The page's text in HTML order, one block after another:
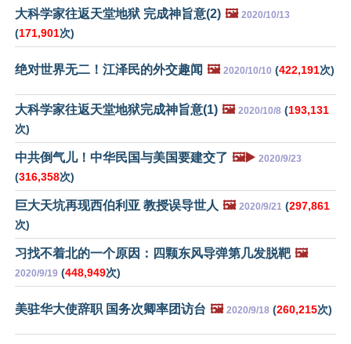
大科学家往返天堂地狱 完成神旨意(2) 🖼️ 2020/10/13
(171,901次)
绝对世界无二！江泽民的外交趣闻 🖼️ 2020/10/10 (422,191次)
大科学家往返天堂地狱完成神旨意(1) 🖼️ 2020/10/8 (193,131
次)
中共倒气儿！中华民国与美国要建交了 🖼️▶️ 2020/9/23
(316,358次)
巨大天坑再现西伯利亚 教授误导世人 🖼️ 2020/9/21 (297,861
次)
习找不着北的一个原因：四颗东风导弹第几发脱靶 🖼️
2020/9/19 (448,949次)
美驻华大使辞职 国务次卿率团访台 🖼️ 2020/9/18 (260,215次)